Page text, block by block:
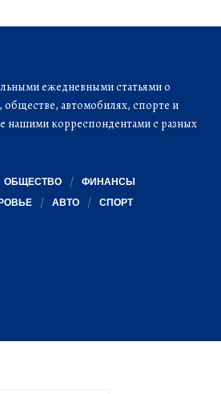
ежедневными статьями о
обществе, автомобилях, спорте и
нашими корреспондентами с разных
ОБЩЕСТВО
ФИНАНСЫ
АВТО СПОРТ